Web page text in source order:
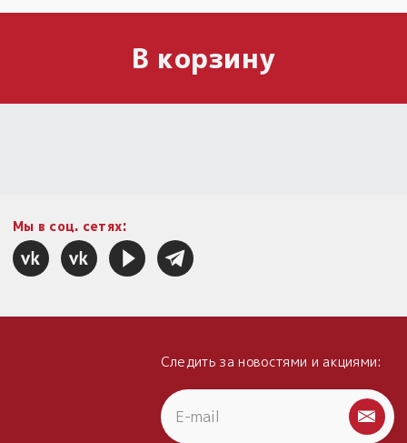
В корзину
Мы в соц. сетях:
Следить за новостями и акциями: